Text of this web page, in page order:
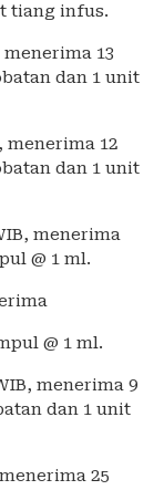
tiang infus.
13
dan 1 unit
menerima 12
dan 1 unit
menerima
@ 1 ml.
@ 1 ml.
menerima 9
dan 1 unit
25